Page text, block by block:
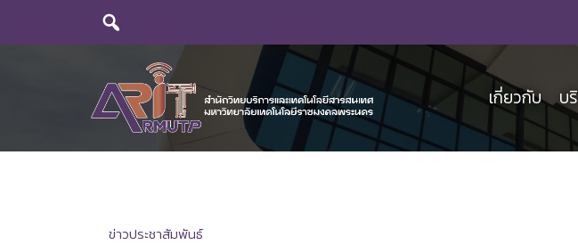
เกี่ยวกับ บ
ข่าวประชาสัมพันธ์